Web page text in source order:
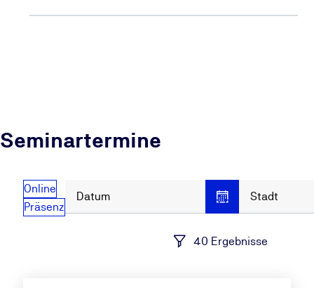
Seminartermine
Online
Präsenz
Datum Stadt
40 Ergebnisse